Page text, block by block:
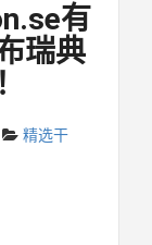
有
瑞典
精选干